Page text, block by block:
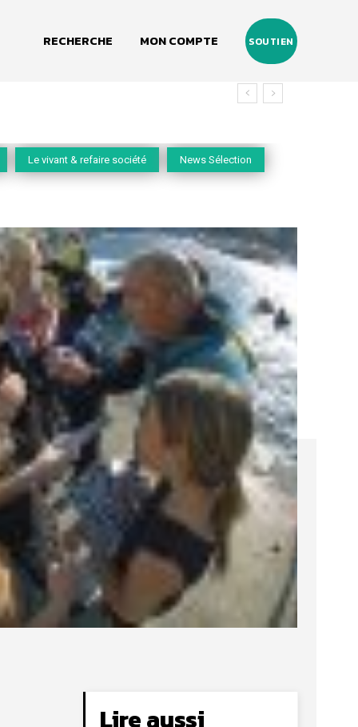
RECHERCHE MON COMPTE SOUTIEN
Le vivant & refaire société News Sélection
Lire aussi